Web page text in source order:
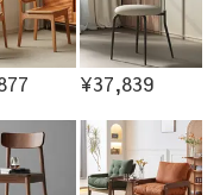
¥37,839